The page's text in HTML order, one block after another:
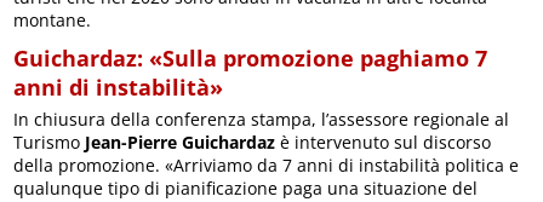
montane.
Guichardaz: «Sulla promozione paghiamo 7
anni di instabilità»
In chiusura della conferenza stampa, l’assessore regionale al
Turismo Jean-Pierre Guichardaz è intervenuto sul discorso
della promozione. «Arriviamo da 7 anni di instabilità politica e
qualunque tipo di pianificazione paga una situazione del